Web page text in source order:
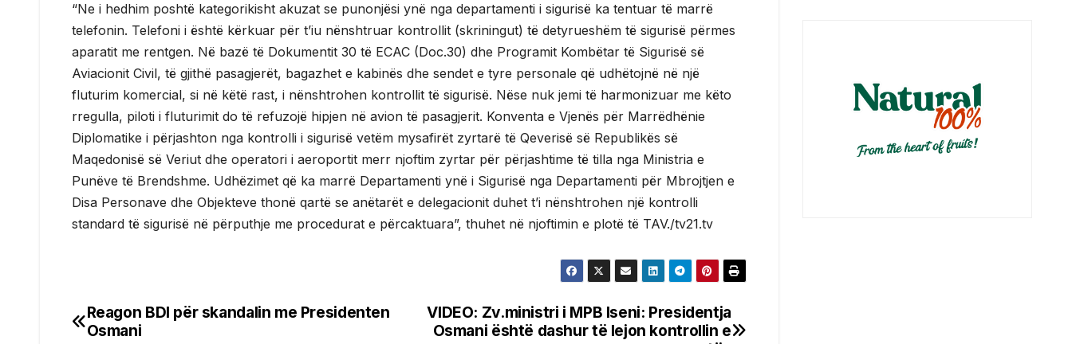
“Ne i hedhim poshtë kategorikisht akuzat se punonjësi ynë nga departamenti i sigurisë ka tentuar të marrë
telefonin. Telefoni i është kërkuar për t’iu nënshtruar kontrollit (skriningut) të detyrueshëm të sigurisë përmes
aparatit me rentgen. Në bazë të Dokumentit 30 të ECAC (Doc.30) dhe Programit Kombëtar të Sigurisë së
Aviacionit Civil, të gjithë pasagjerët, bagazhet e kabinës dhe sendet e tyre personale që udhëtojnë në një
fluturim komercial, si në këtë rast, i nënshtrohen kontrollit të sigurisë. Nëse nuk jemi të harmonizuar me këto
rregulla, piloti i fluturimit do të refuzojë hipjen në avion të pasagjerit. Konventa e Vjenës për Marrëdhënie
Diplomatike i përjashton nga kontrolli i sigurisë vetëm mysafirët zyrtarë të Qeverisë së Republikës së
Maqedonisë së Veriut dhe operatori i aeroportit merr njoftim zyrtar për përjashtime të tilla nga Ministria e
Punëve të Brendshme. Udhëzimet që ka marrë Departamenti ynë i Sigurisë nga Departamenti për Mbrojtjen e
Disa Personave dhe Objekteve thonë qartë se anëtarët e delegacionit duhet t’i nënshtrohen një kontrolli
standard të sigurisë në përputhje me procedurat e përcaktuara”, thuhet në njoftimin e plotë të TAV./tv21.tv
Post
VIDEO: Zv.ministri i MPB Iseni: Presidentja
Osmani është dashur të lejon kontrollin e
Reagon BDI për skandalin me Presidenten
Osmani